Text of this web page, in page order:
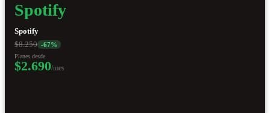
Spotify
Spotify
$8.250 -67%
Planes desde
$2.690/mes